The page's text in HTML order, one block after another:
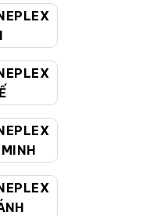
PHÂN LOẠI
32 Oz
80,000